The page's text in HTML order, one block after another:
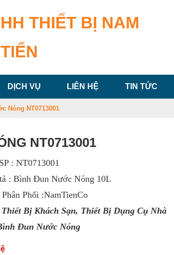
THIẾT BỊ NAM
TIẾN
DỊCH VỤ LIÊN HỆ TIN TỨC
Nóng NT0713001
NT0713001
:NT0713001
: Bình Đun Nước Nóng 10L
Phối :NamTienCo
Thiết Bị Khách Sạn, Thiết Bị Dụng Cụ Nhà
ình Đun Nước Nóng